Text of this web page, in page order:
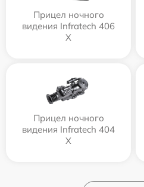
Прицел ночного
видения Infratech 406
Х
Прицел ночного
видения Infratech 404
Х